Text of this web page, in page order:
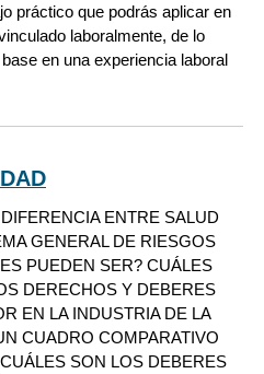
práctico que podrás aplicar en
laboralmente, de lo
en una experiencia laboral
ENTRE SALUD
GENERAL DE RIESGOS
PUEDEN SER? CUÁLES
DERECHOS Y DEBERES
EN LA INDUSTRIA DE LA
CUADRO COMPARATIVO
SON LOS DEBERES